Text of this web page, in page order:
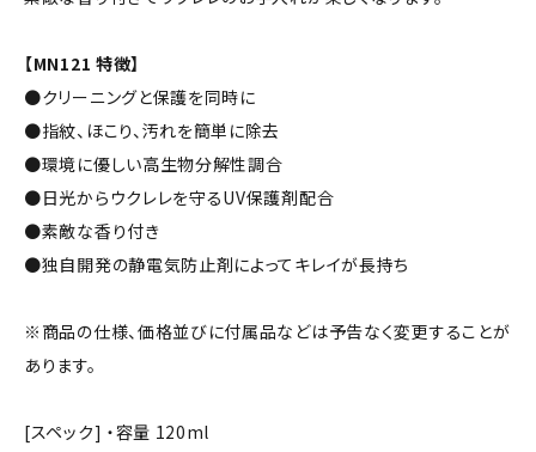
【MN121 特徴】
●クリーニングと保護を同時に
●指紋、ほこり、汚れを簡単に除去
●環境に優しい高生物分解性調合
●日光からウクレレを守るUV保護剤配合
●素敵な香り付き
●独自開発の静電気防止剤によってキレイが長持ち
※商品の仕様、価格並びに付属品などは予告なく変更することが
あります。
[スペック] ・容量 120ml